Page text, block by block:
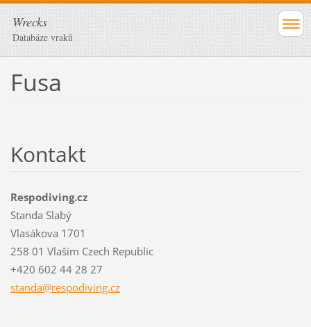
Wrecks
Databáze vraků
Fusa
Kontakt
Respodiving.cz
Standa Slabý
Vlasákova 1701
258 01 Vlašim Czech Republic
+420 602 44 28 27
standa@respodiving.cz